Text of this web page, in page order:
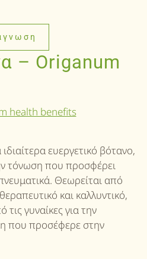
– Origanum
ευεργετικό βότανο,
τόνωση που προσφέρει
Θεωρείται από
και καλλυντικό,
γυναίκες για την
που προσέφερε στην